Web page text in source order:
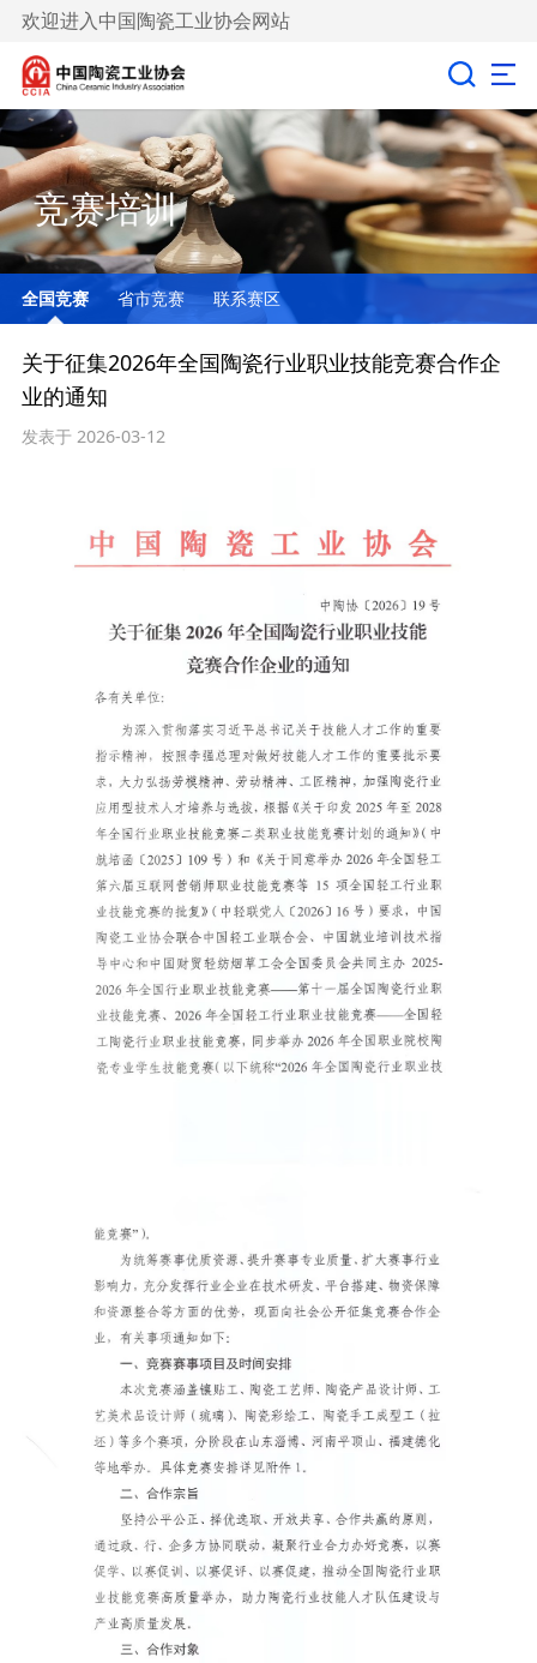
欢迎进入中国陶瓷工业协会网站
竞赛培训
全国竞赛 省市竞赛 联系赛区
关于征集2026年全国陶瓷行业职业技能竞赛合作企
业的通知
发表于 2026-03-12